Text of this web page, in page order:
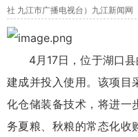
社 九江市广播电视台）九江新闻网
4月17日，位于湖口
建成并投入使用。该项目
化仓储装备技术，将进一
务夏粮、秋粮的常态化收